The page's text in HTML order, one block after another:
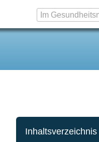
Inhaltsverzeichnis